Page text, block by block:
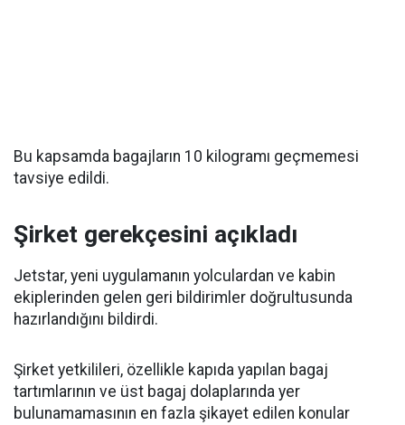
Bu kapsamda bagajların 10 kilogramı geçmemesi
tavsiye edildi.
Şirket gerekçesini açıkladı
Jetstar, yeni uygulamanın yolculardan ve kabin
ekiplerinden gelen geri bildirimler doğrultusunda
hazırlandığını bildirdi.
Şirket yetkilileri, özellikle kapıda yapılan bagaj
tartımlarının ve üst bagaj dolaplarında yer
bulunamamasının en fazla şikayet edilen konular